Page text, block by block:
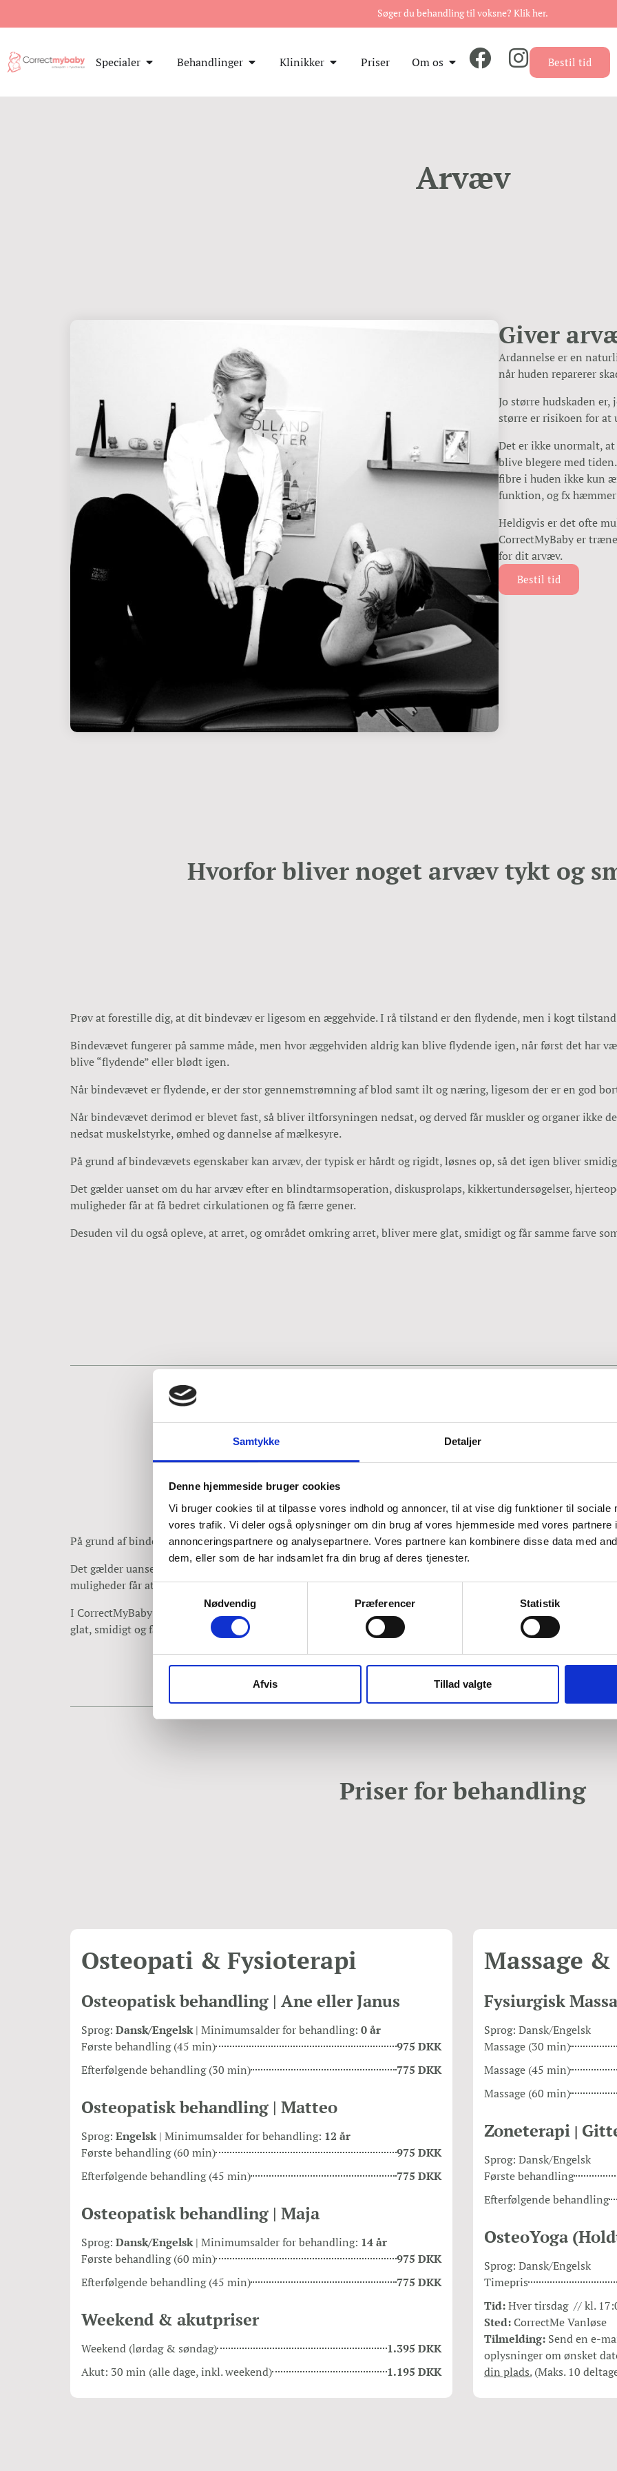
Samtykke Detaljer
Denne hjemmeside bruger cookies
Vi bruger cookies til at tilpasse vores indhold og annoncer, til at vise dig funktioner til sociale
vores trafik. Vi deler også oplysninger om din brug af vores hjemmeside med vores partnere
annonceringspartnere og analysepartnere. Vores partnere kan kombinere disse data med
dem, eller som de har indsamlet fra din brug af deres tjenester.
Samtykkevalg
Nødvendig
Præferencer Statistik
Afvis Tillad valgte
Søger du behandling til voksne? Klik her.
Specialer Behandlinger Klinikker Priser Om os Bestil tid
Arvæv
Giver
Ardannelse er en
når huden reparerer
Jo større hudskaden
større er risikoen for at
Det er ikke unormalt,
blive blegere med
fibre i huden ikke kun
funktion, og fx
Heldigvis er det ofte
CorrectMyBaby er
for dit arvæv.
Bestil tid
Hvorfor bliver noget arvæv tykt og
Prøv at forestille dig, at dit bindevæv er ligesom en æggehvide. I rå tilstand er den flydende, men i kogt
Bindevævet fungerer på samme måde, men hvor æggehviden aldrig kan blive flydende igen, når først det har
blive “flydende” eller blødt igen.
Når bindevævet er flydende, er der stor gennemstrømning af blod samt ilt og næring, ligesom der er en god
Når bindevævet derimod er blevet fast, så bliver iltforsyningen nedsat, og derved får muskler og organer ikke
nedsat muskelstyrke, ømhed og dannelse af mælkesyre.
På grund af bindevævets egenskaber kan arvæv, der typisk er hårdt og rigidt, løsnes op, så det igen bliver
Det gælder uanset om du har arvæv efter en blindtarmsoperation, diskusprolaps, kikkertundersøgelser,
muligheder får at få bedret cirkulationen og få færre gener.
Desuden vil du også opleve, at arret, og området omkring arret, bliver mere glat, smidigt og får samme farve
Behandling
På grund af bindevævets egenskaber kan arvæv, der typisk er hårdt og rigidt, løsnes op, så det igen bliver
Det gælder uanset om du har arvæv efter en blindtarmsoperation, diskusprolaps, kikkertundersøgelser,
muligheder får at få bedret cirkulationen og få færre gener.
I CorrectMyBaby er teamet er farne i at massere og behandle arvæv, og gennem vores behandling vil
du
glat, smidigt og får samme farve som huden igen.
Priser for behandling
Osteopati & Fysioterapi
Osteopatisk behandling | Ane eller Janus
Sprog: Dansk/Engelsk| Minimumsalder for behandling: 0 år
Første behandling (45 min)
975 DKK
Efterfølgende behandling (30 min)
775 DKK
Osteopatisk behandling | Matteo
Sprog: Engelsk| Minimumsalder for behandling: 12 år
Første behandling (60 min)
975 DKK
Efterfølgende behandling (45 min)
775 DKK
Osteopatisk behandling | Maja
Sprog: Dansk/Engelsk| Minimumsalder for behandling: 14 år
Første behandling (60 min)
975 DKK
Efterfølgende behandling (45 min)
775 DKK
Weekend & akutpriser
Weekend (lørdag & søndag)
1.395 DKK
Akut: 30 min (alle dage, inkl. weekend)
1.195 DKK
Massage
Fysiurgisk
Sprog: Dansk/Engelsk
Massage (30 min)
Massage (45 min)
Massage (60 min)
Zoneterapi
Sprog: Dansk/Engelsk
Første behandling
Efterfølgende behandling
OsteoYoga
Sprog: Dansk/Engelsk
Timepris
Tid:Hver tirsdag // kl.
Sted:CorrectMe Vanløse
Tilmelding: Send en e-
oplysninger om ønsket
din plads.(Maks. 10